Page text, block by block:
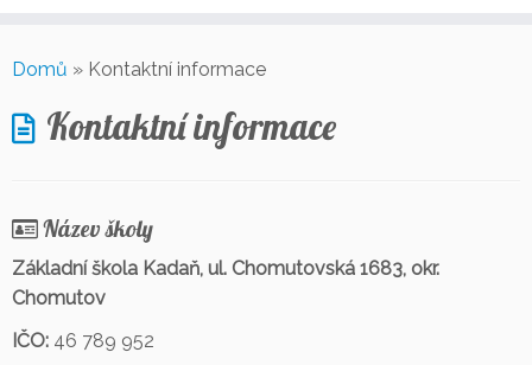
toDomů » Kontaktní informace
Kontaktní informace
Název školy
Základní škola Kadaň, ul. Chomutovská 1683, okr.
Chomutov
IČO: 46 789 952